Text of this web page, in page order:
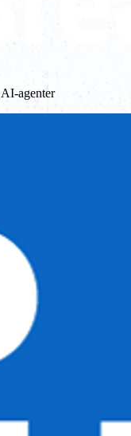
agenter